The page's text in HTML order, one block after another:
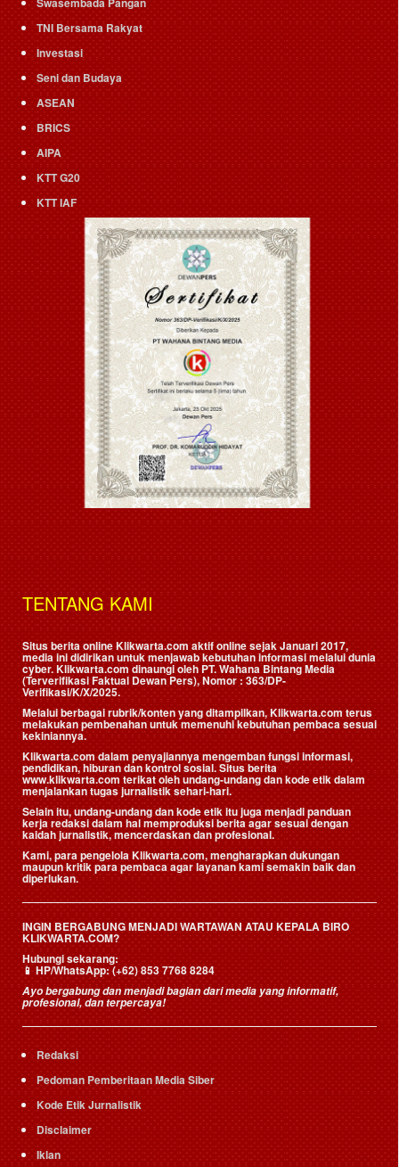
TNI Bersama Rakyat
Investasi
Seni dan Budaya
ASEAN
BRICS
AIPA
KTT G20
KTT IAF
TENTANG KAMI
Situs berita online Klikwarta.com aktif online sejak Januari 2017,
media ini didirikan untuk menjawab kebutuhan informasi melalui dunia
cyber. Klikwarta.com dinaungi oleh PT. Wahana Bintang Media
(Terverifikasi Faktual Dewan Pers), Nomor : 363/DP-
Verifikasi/K/X/2025.
Melalui berbagai rubrik/konten yang ditampilkan, Klikwarta.com terus
melakukan pembenahan untuk memenuhi kebutuhan pembaca sesuai
kekiniannya.
Klikwarta.com dalam penyajiannya mengemban fungsi informasi,
pendidikan, hiburan dan kontrol sosial. Situs berita
www.klikwarta.com terikat oleh undang-undang dan kode etik dalam
menjalankan tugas jurnalistik sehari-hari.
Selain itu, undang-undang dan kode etik itu juga menjadi panduan
kerja redaksi dalam hal memproduksi berita agar sesuai dengan
kaidah jurnalistik, mencerdaskan dan profesional.
Kami, para pengelola Klikwarta.com, mengharapkan dukungan
maupun kritik para pembaca agar layanan kami semakin baik dan
diperlukan.
INGIN BERGABUNG MENJADI WARTAWAN ATAU KEPALA BIRO
KLIKWARTA.COM?
Hubungi sekarang:
📱HP/WhatsApp:(+62) 853 7768 8284
Ayo bergabung dan menjadi bagian dari media yang informatif,
profesional, dan terpercaya!
Redaksi
Pedoman Pemberitaan Media Siber
Kode Etik Jurnalistik
Disclaimer
Iklan